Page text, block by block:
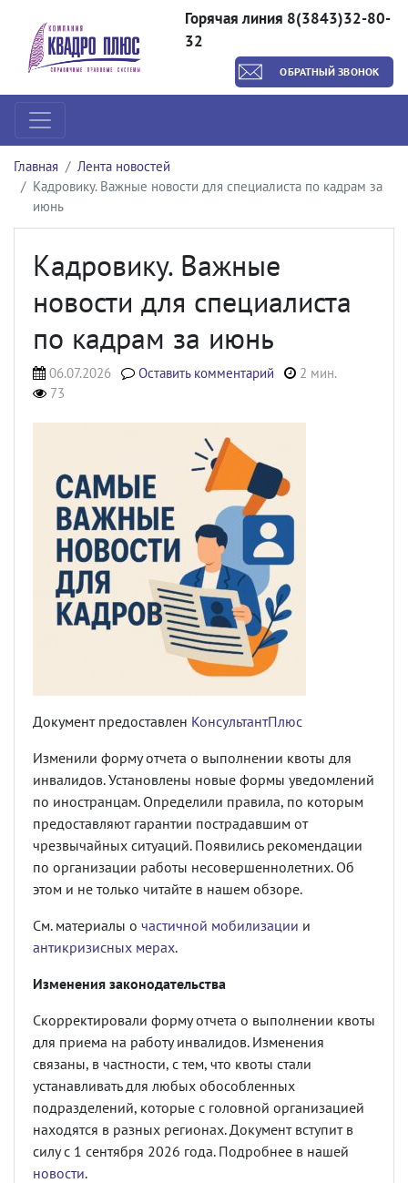
Горячая линия 8(3843)32-80-
32
ОБРАТНЫЙ ЗВОНОК
Главная
Лента новостей
Кадровику. Важные новости для специалиста по кадрам за
июнь
Кадровику. Важные
новости для специалиста
по кадрам за июнь
06.07.2026 Оставить комментарий
2 мин.
73
Документ предоставлен КонсультантПлюс
Изменили форму отчета о выполнении квоты для
инвалидов. Установлены новые формы уведомлений
по иностранцам. Определили правила, по которым
предоставляют гарантии пострадавшим от
чрезвычайных ситуаций. Появились рекомендации
по организации работы несовершеннолетних. Об
этом и не только читайте в нашем обзоре.
См. материалы о частичной мобилизации и
антикризисных мерах.
Изменения законодательства
Скорректировали форму отчета о выполнении квоты
для приема на работу инвалидов. Изменения
связаны, в частности, с тем, что квоты стали
устанавливать для любых обособленных
подразделений, которые с головной организацией
находятся в разных регионах. Документ вступит в
силу с 1 сентября 2026 года. Подробнее в нашей
новости.